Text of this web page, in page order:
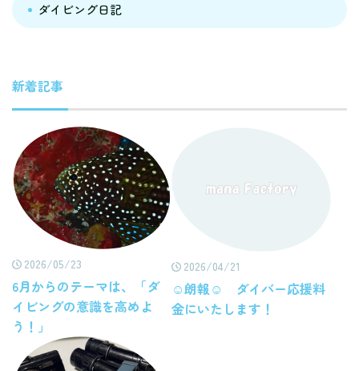
ダイビング日記
新着記事
2026/05/23
6月からのテーマは、「ダ
イビングの意識を高めよ
う！」
2026/04/21
☺朗報☺ ダイバー応援料
金にいたします！